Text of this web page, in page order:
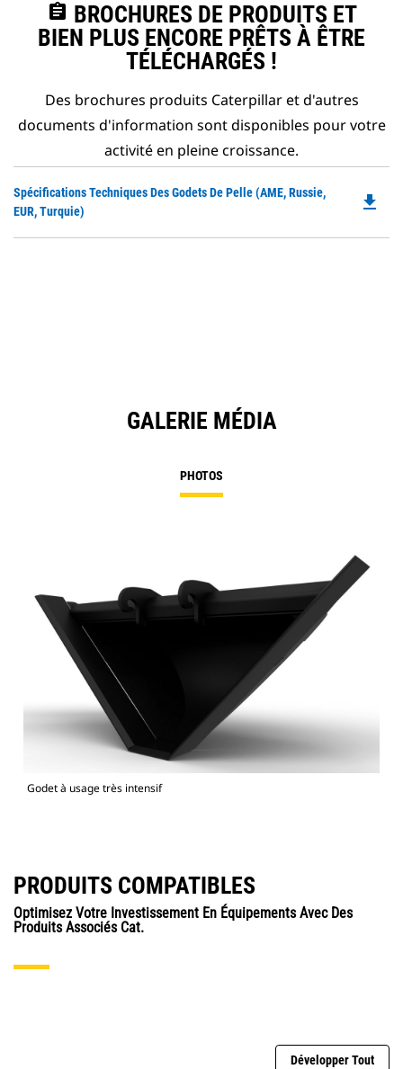
assignment BROCHURES DE PRODUITS ET
BIEN PLUS ENCORE PRÊTS À ÊTRE
TÉLÉCHARGÉS !
Des brochures produits Caterpillar et d'autres
documents d'information sont disponibles pour votre
activité en pleine croissance.
Spécifications Techniques Des Godets De Pelle (AME, Russie,
EUR, Turquie)
file_download
GALERIE MÉDIA
PHOTOS
Godet à usage très intensif
PRODUITS COMPATIBLES
Optimisez Votre Investissement En Équipements Avec Des
Produits Associés Cat.
Développer Tout